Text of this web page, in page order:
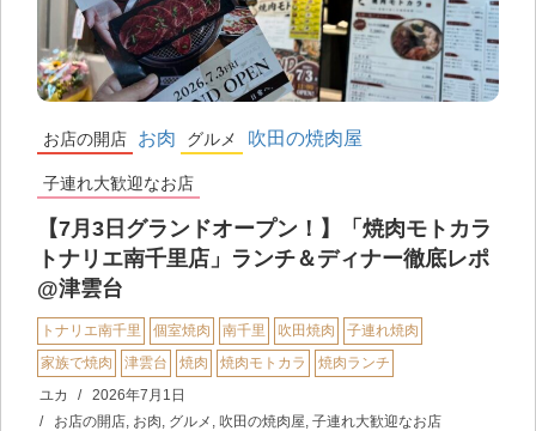
お店の開店 お肉 グルメ 吹田の焼肉屋
子連れ大歓迎なお店
【7月3日グランドオープン！】「焼肉モトカラ
トナリエ南千里店」ランチ＆ディナー徹底レポ
@津雲台
トナリエ南千里 個室焼肉 南千里 吹田焼肉
子連れ焼肉
家族で焼肉
津雲台 焼肉 焼肉モトカラ
焼肉ランチ
ユカ
2026年7月1日
お店の開店 お肉 グルメ 吹田の焼肉屋 子連れ大歓迎なお店